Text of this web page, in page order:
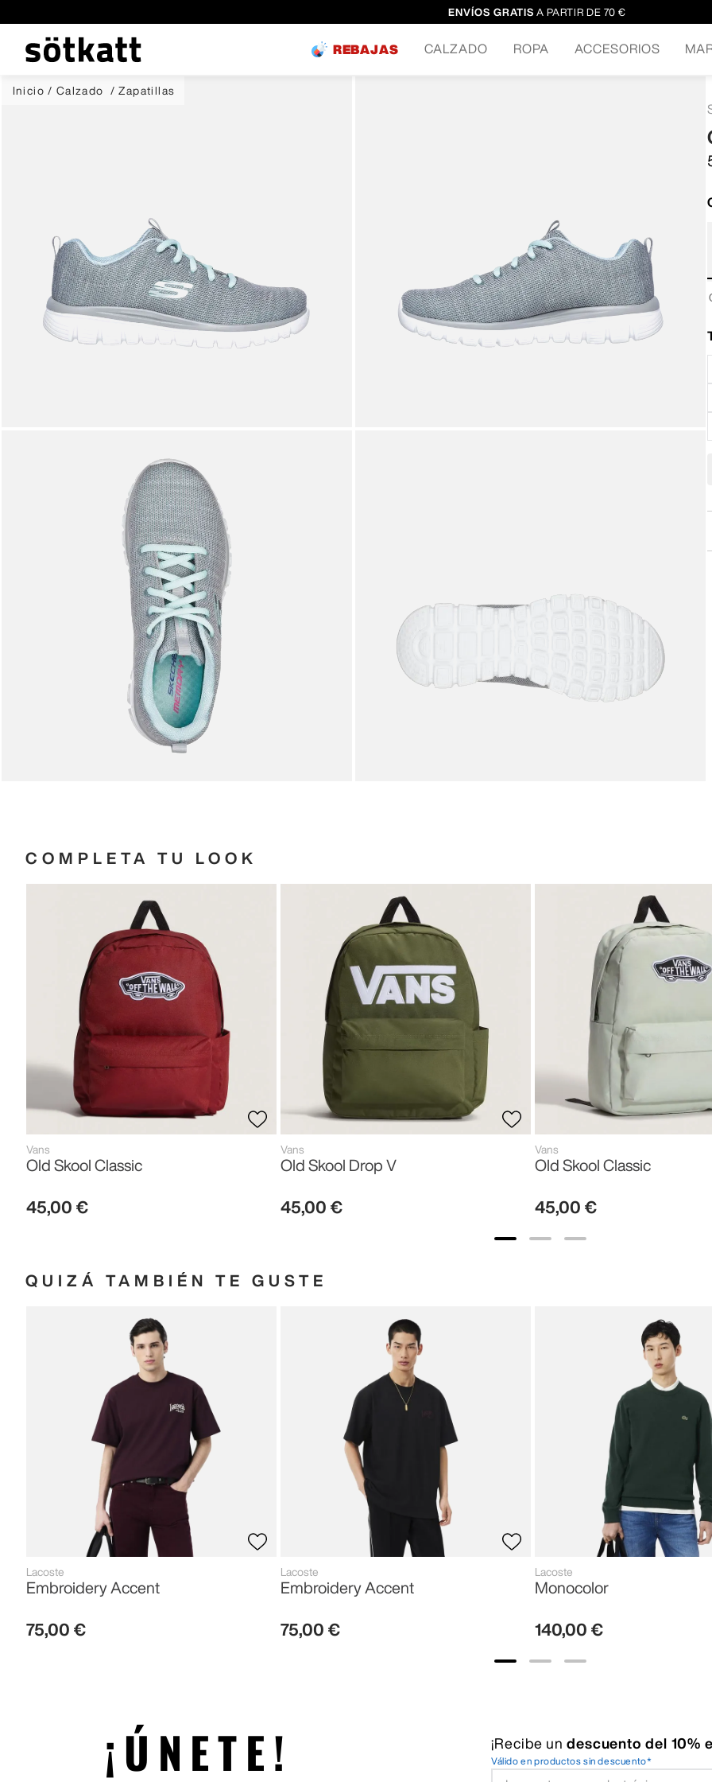
ENVÍOS GRATIS A PARTIR DE 70 €
REBAJAS CALZADO ROPA ACCESORIOS
Calzado Zapatillas
COMPLETA TU LOOK
Vans
Old Skool Classic
45,00 €
Vans
Old Skool Drop V
45,00 €
Vans
Old Skool Classic
45,00 €
QUIZÁ TAMBIÉN TE GUSTE
Lacoste
Embroidery Accent
75,00 €
Lacoste
Embroidery Accent
75,00 €
Lacoste
Monocolor
140,00 €
¡ÚNETE! ¡Recibe un descuento del 10%
Válido en productos sin descuento*